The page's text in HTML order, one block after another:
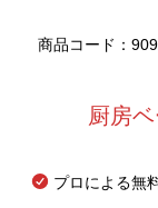
商品コード：
厨房
プロによる無